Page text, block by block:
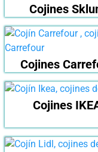
Cojines
Cojines
Cojines